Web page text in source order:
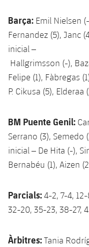
Barça: Emil Nielsen
Fernandez (5), Janc
inicial –
Hallgrimsson (-),
Felipe (1), Fàbregas
P. Cikusa (5), Elderaa
BM Puente Genil:
Serrano (3), Semedo
inicial – De Hita (-),
Bernabéu (1), Aizen
Parcials:4-2, 7-4,
32-20, 35-23, 38-27,
Àrbitres:Tania